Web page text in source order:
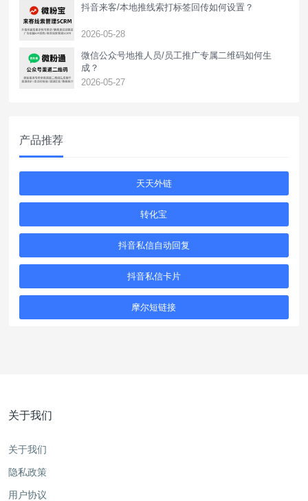
抖音来客/本地推线索打标签回传如何设置？
2026-05-28
‌微信公众号地推人员/员工推广专属二维码如何生
成？
2026-05-27
产品推荐
天天外链
转化宝
抖音私信自动回复
抖音私信卡片
摩尔短链接
关于我们
关于我们
隐私政策
用户协议